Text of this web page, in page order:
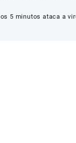
5 minutos ataca a